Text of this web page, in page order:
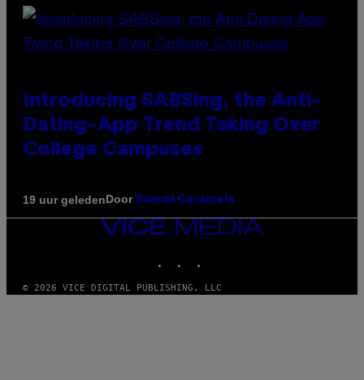
Introducing SABSing, the Anti-
Dating-App Trend Taking Over
College Campuses
19 uur geledenDoor Sammi Caramela
VICE
© 2026 VICE DIGITAL PUBLISHING, LLC